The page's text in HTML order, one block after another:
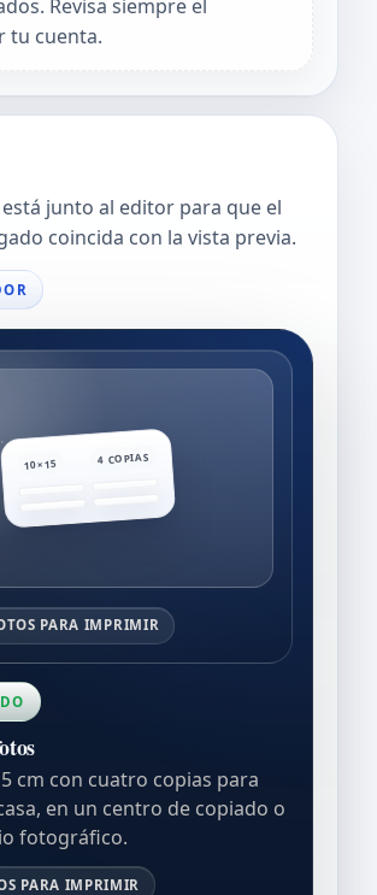
Revisa siempre el
tu cuenta.
junto al editor para que el
coincida con la vista previa.
10×15 4 COPIAS
PARA IMPRIMIR
cm con cuatro copias para
en un centro de copiado o
fotográfico.
PARA IMPRIMIR